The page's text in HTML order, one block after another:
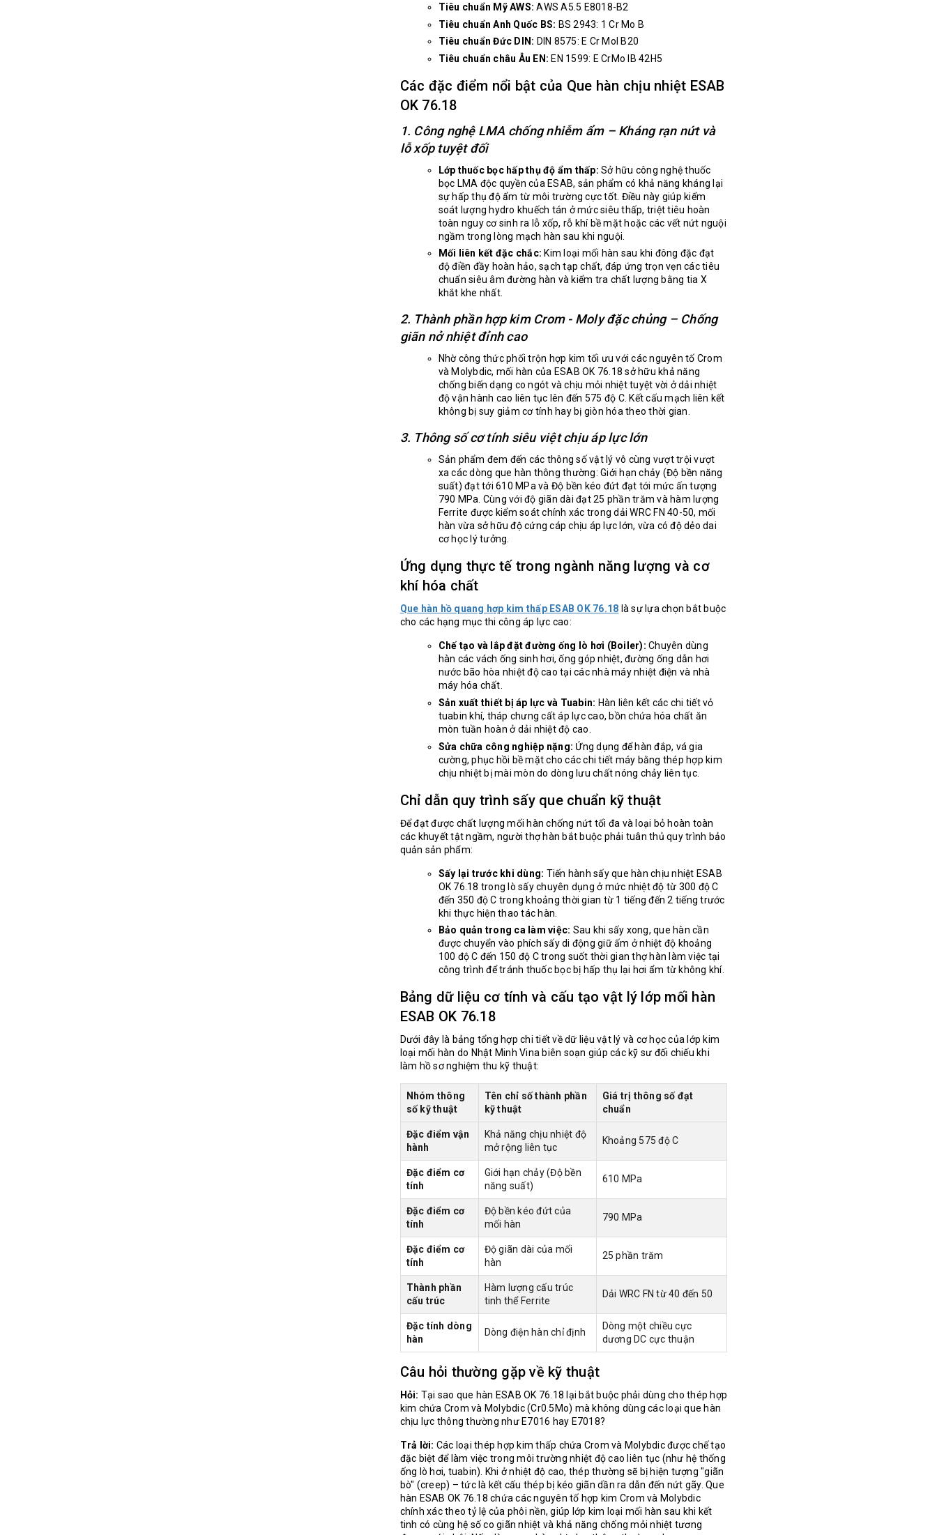
Tiêu chuẩn Mỹ AWS: AWS A5.5 E8018-B2
Tiêu chuẩn Anh Quốc BS: BS 2943: 1 Cr Mo B
Tiêu chuẩn Đức DIN: DIN 8575: E Cr Mol B20
Tiêu chuẩn châu Âu EN: EN 1599: E CrMo IB 42H5
Các đặc điểm nổi bật của Que hàn chịu nhiệt ESAB
OK 76.18
1. Công nghệ LMA chống nhiễm ẩm – Kháng rạn nứt và
lỗ xốp tuyệt đối
Lớp thuốc bọc hấp thụ độ ẩm thấp: Sở hữu công nghệ thuốc
bọc LMA độc quyền của ESAB, sản phẩm có khả năng kháng lại
sự hấp thụ độ ẩm từ môi trường cực tốt. Điều này giúp kiểm
soát lượng hydro khuếch tán ở mức siêu thấp, triệt tiêu hoàn
toàn nguy cơ sinh ra lỗ xốp, rỗ khí bề mặt hoặc các vết nứt nguội
ngầm trong lòng mạch hàn sau khi nguội.
Mối liên kết đặc chắc: Kim loại mối hàn sau khi đông đặc đạt
độ điền đầy hoàn hảo, sạch tạp chất, đáp ứng trọn vẹn các tiêu
chuẩn siêu âm đường hàn và kiểm tra chất lượng bằng tia X
khắt khe nhất.
2. Thành phần hợp kim Crom - Moly đặc chủng – Chống
giãn nở nhiệt đỉnh cao
Nhờ công thức phối trộn hợp kim tối ưu với các nguyên tố Crom
và Molybdic, mối hàn của ESAB OK 76.18 sở hữu khả năng
chống biến dạng co ngót và chịu mỏi nhiệt tuyệt vời ở dải nhiệt
độ vận hành cao liên tục lên đến 575 độ C. Kết cấu mạch liên kết
không bị suy giảm cơ tính hay bị giòn hóa theo thời gian.
3. Thông số cơ tính siêu việt chịu áp lực lớn
Sản phẩm đem đến các thông số vật lý vô cùng vượt trội vượt
xa các dòng que hàn thông thường: Giới hạn chảy (Độ bền năng
suất) đạt tới 610 MPa và Độ bền kéo đứt đạt tới mức ấn tượng
790 MPa. Cùng với độ giãn dài đạt 25 phần trăm và hàm lượng
Ferrite được kiểm soát chính xác trong dải WRC FN 40-50, mối
hàn vừa sở hữu độ cứng cáp chịu áp lực lớn, vừa có độ dẻo dai
cơ học lý tưởng.
Ứng dụng thực tế trong ngành năng lượng và cơ
khí hóa chất
Que hàn hồ quang hợp kim thấp ESAB OK 76.18 là sự lựa chọn bắt buộc
cho các hạng mục thi công áp lực cao:
Chế tạo và lắp đặt đường ống lò hơi (Boiler): Chuyên dùng
hàn các vách ống sinh hơi, ống góp nhiệt, đường ống dẫn hơi
nước bão hòa nhiệt độ cao tại các nhà máy nhiệt điện và nhà
máy hóa chất.
Sản xuất thiết bị áp lực và Tuabin: Hàn liên kết các chi tiết vỏ
tuabin khí, tháp chưng cất áp lực cao, bồn chứa hóa chất ăn
mòn tuần hoàn ở dải nhiệt độ cao.
Sửa chữa công nghiệp nặng: Ứng dụng để hàn đắp, vá gia
cường, phục hồi bề mặt cho các chi tiết máy bằng thép hợp kim
chịu nhiệt bị mài mòn do dòng lưu chất nóng chảy liên tục.
Chỉ dẫn quy trình sấy que chuẩn kỹ thuật
Để đạt được chất lượng mối hàn chống nứt tối đa và loại bỏ hoàn toàn
các khuyết tật ngầm, người thợ hàn bắt buộc phải tuân thủ quy trình bảo
quản sản phẩm:
Sấy lại trước khi dùng: Tiến hành sấy que hàn chịu nhiệt ESAB
OK 76.18 trong lò sấy chuyên dụng ở mức nhiệt độ từ 300 độ C
đến 350 độ C trong khoảng thời gian từ 1 tiếng đến 2 tiếng trước
khi thực hiện thao tác hàn.
Bảo quản trong ca làm việc: Sau khi sấy xong, que hàn cần
được chuyển vào phích sấy di động giữ ấm ở nhiệt độ khoảng
100 độ C đến 150 độ C trong suốt thời gian thợ hàn làm việc tại
công trình để tránh thuốc bọc bị hấp thụ lại hơi ẩm từ không khí.
Bảng dữ liệu cơ tính và cấu tạo vật lý lớp mối hàn
ESAB OK 76.18
Dưới đây là bảng tổng hợp chi tiết về dữ liệu vật lý và cơ học của lớp kim
loại mối hàn do Nhật Minh Vina biên soạn giúp các kỹ sư đối chiếu khi
làm hồ sơ nghiệm thu kỹ thuật:
Nhóm thông
số kỹ thuật
Tên chỉ số thành phần
kỹ thuật
Giá trị thông số đạt
chuẩn
Đặc điểm vận
hành
Khả năng chịu nhiệt độ
mở rộng liên tục
Khoảng 575 độ C
Đặc điểm cơ
tính
Giới hạn chảy (Độ bền
năng suất)
610 MPa
Đặc điểm cơ
tính
Độ bền kéo đứt của
mối hàn
790 MPa
Đặc điểm cơ
tính
Độ giãn dài của mối
hàn
25 phần trăm
Thành phần
cấu trúc
Hàm lượng cấu trúc
tinh thể Ferrite
Dải WRC FN từ 40 đến 50
Đặc tính dòng
hàn
Dòng điện hàn chỉ định
Dòng một chiều cực
dương DC cực thuận
Câu hỏi thường gặp về kỹ thuật
Hỏi: Tại sao que hàn ESAB OK 76.18 lại bắt buộc phải dùng cho thép hợp
kim chứa Crom và Molybdic (Cr0.5Mo) mà không dùng các loại que hàn
chịu lực thông thường như E7016 hay E7018?
Trả lời: Các loại thép hợp kim thấp chứa Crom và Molybdic được chế tạo
đặc biệt để làm việc trong môi trường nhiệt độ cao liên tục (như hệ thống
ống lò hơi, tuabin). Khi ở nhiệt độ cao, thép thường sẽ bị hiện tượng "giãn
bò" (creep) – tức là kết cấu thép bị kéo giãn dần ra dẫn đến nứt gãy. Que
hàn ESAB OK 76.18 chứa các nguyên tố hợp kim Crom và Molybdic
chính xác theo tỷ lệ của phôi nền, giúp lớp kim loại mối hàn sau khi kết
tinh có cùng hệ số co giãn nhiệt và khả năng chống mỏi nhiệt tương